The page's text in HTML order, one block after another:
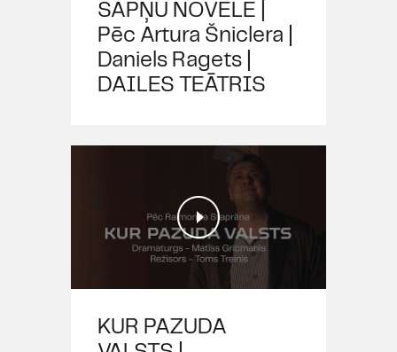
SAPŅU NOVELE |
Pēc Artura Šniclera |
Daniels Ragets |
DAILES TEĀTRIS
KUR PAZUDA